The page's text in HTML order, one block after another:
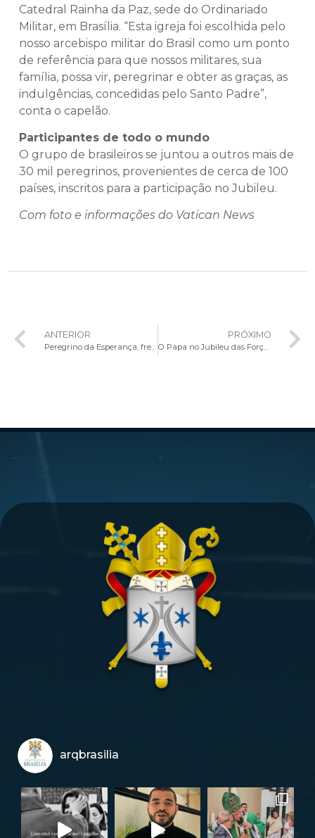
Catedral Rainha da Paz, sede do Ordinariado
Militar, em Brasília. “Esta igreja foi escolhida pelo
nosso arcebispo militar do Brasil como um ponto
de referência para que nossos militares, sua
família, possa vir, peregrinar e obter as graças, as
indulgências, concedidas pelo Santo Padre”,
conta o capelão.
Participantes de todo o mundo
O grupo de brasileiros se juntou a outros mais de
30 mil peregrinos, provenientes de cerca de 100
países, inscritos para a participação no Jubileu.
Com foto e informações do Vatican News
ANTERIOR
Peregrino da Esperança, frei caminha por 800 quilômetros entre santuários brasileiros
PRÓXIMO
O Papa no Jubileu das Forças Armadas, Polícia e Segurança: o bem pode vencer
arqbrasilia